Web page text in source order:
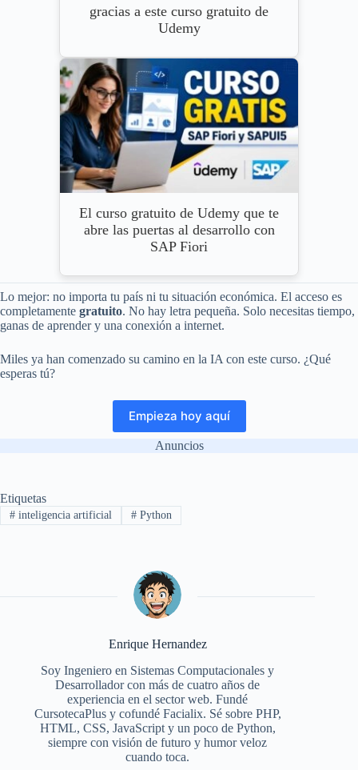
gracias a este curso gratuito de
Udemy
El curso gratuito de Udemy que te
abre las puertas al desarrollo con
SAP Fiori
Lo mejor: no importa tu país ni tu situación económica. El acceso es
completamente gratuito. No hay letra pequeña. Solo necesitas tiempo,
ganas de aprender y una conexión a internet.
Miles ya han comenzado su camino en la IA con este curso. ¿Qué
esperas tú?
Empieza hoy aquí
Anuncios
Etiquetas
#inteligencia artificial #Python
Enrique Hernandez
Soy Ingeniero en Sistemas Computacionales y
Desarrollador con más de cuatro años de
experiencia en el sector web. Fundé
CursotecaPlus y cofundé Facialix. Sé sobre PHP,
HTML, CSS, JavaScript y un poco de Python,
siempre con visión de futuro y humor veloz
cuando toca.